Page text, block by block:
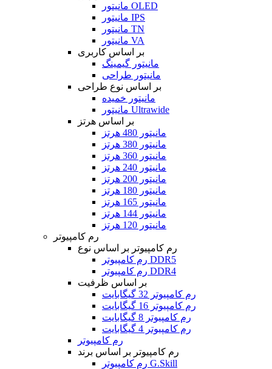
مانیتور OLED
مانیتور IPS
مانیتور TN
مانیتور VA
بر اساس کاربری
مانیتور گیمینگ
مانیتور طراحی
بر اساس نوع طراحی
مانیتور خمیده
مانیتور Ultrawide
بر اساس هرتز
مانیتور 480 هرتز
مانیتور 380 هرتز
مانیتور 360 هرتز
مانیتور 240 هرتز
مانیتور 200 هرتز
مانیتور 180 هرتز
مانیتور 165 هرتز
مانیتور 144 هرتز
مانیتور 120 هرتز
رم کامپیوتر
رم کامپیوتر بر اساس نوع
رم کامپیوتر DDR5
رم کامپیوتر DDR4
بر اساس ظرفیت
رم کامپیوتر 32 گیگابایت
رم کامپیوتر 16 گیگابایت
رم کامپیوتر 8 گیگابایت
رم کامپیوتر 4 گیگابایت
رم کامپیوتر
رم کامپیوتر بر اساس برند
رم کامپیوتر G.Skill